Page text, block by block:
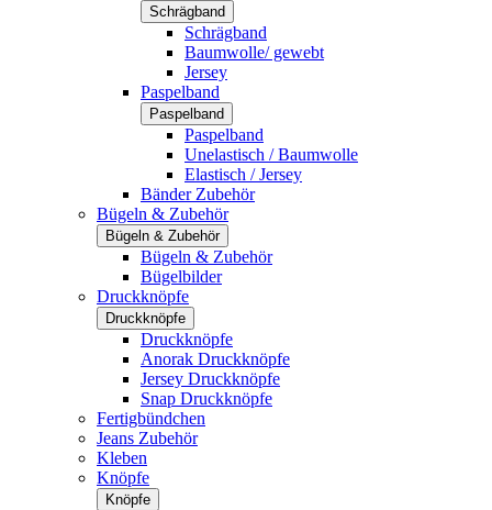
Schrägband
Schrägband
Baumwolle/ gewebt
Jersey
Paspelband
Paspelband
Paspelband
Unelastisch / Baumwolle
Elastisch / Jersey
Bänder Zubehör
Bügeln & Zubehör
Bügeln & Zubehör
Bügeln & Zubehör
Bügelbilder
Druckknöpfe
Druckknöpfe
Druckknöpfe
Anorak Druckknöpfe
Jersey Druckknöpfe
Snap Druckknöpfe
Fertigbündchen
Jeans Zubehör
Kleben
Knöpfe
Knöpfe